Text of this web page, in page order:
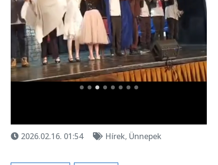
2026.02.16. 01:54 Hírek, Ünnepek